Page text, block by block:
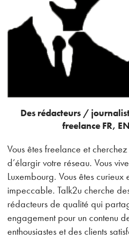
Des rédacteurs /
freelance FR,
Vous êtes freelance et
d’élargir votre réseau. Vous
Luxembourg. Vous êtes curieux
impeccable. Talk2u cherche
rédacteurs de qualité qui
engagement pour un contenu
enthousiastes et des clients